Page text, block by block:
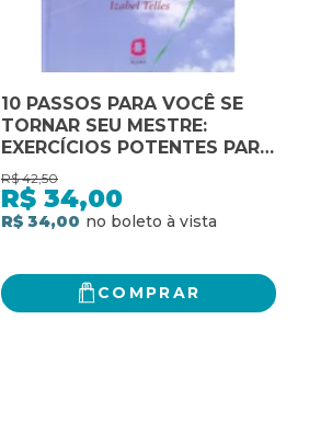
10 PASSOS PARA VOCÊ SE
TORNAR SEU MESTRE:
EXERCÍCIOS POTENTES PARA
TREINAR SUA MENTE E
MUDAR SUA VIDA
R$ 42,50
R$ 34,00
R$ 34,00
COMPRAR